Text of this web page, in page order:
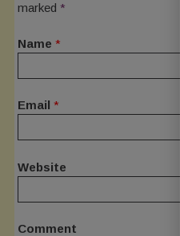
marked *
Name *
Email *
Website
Comment